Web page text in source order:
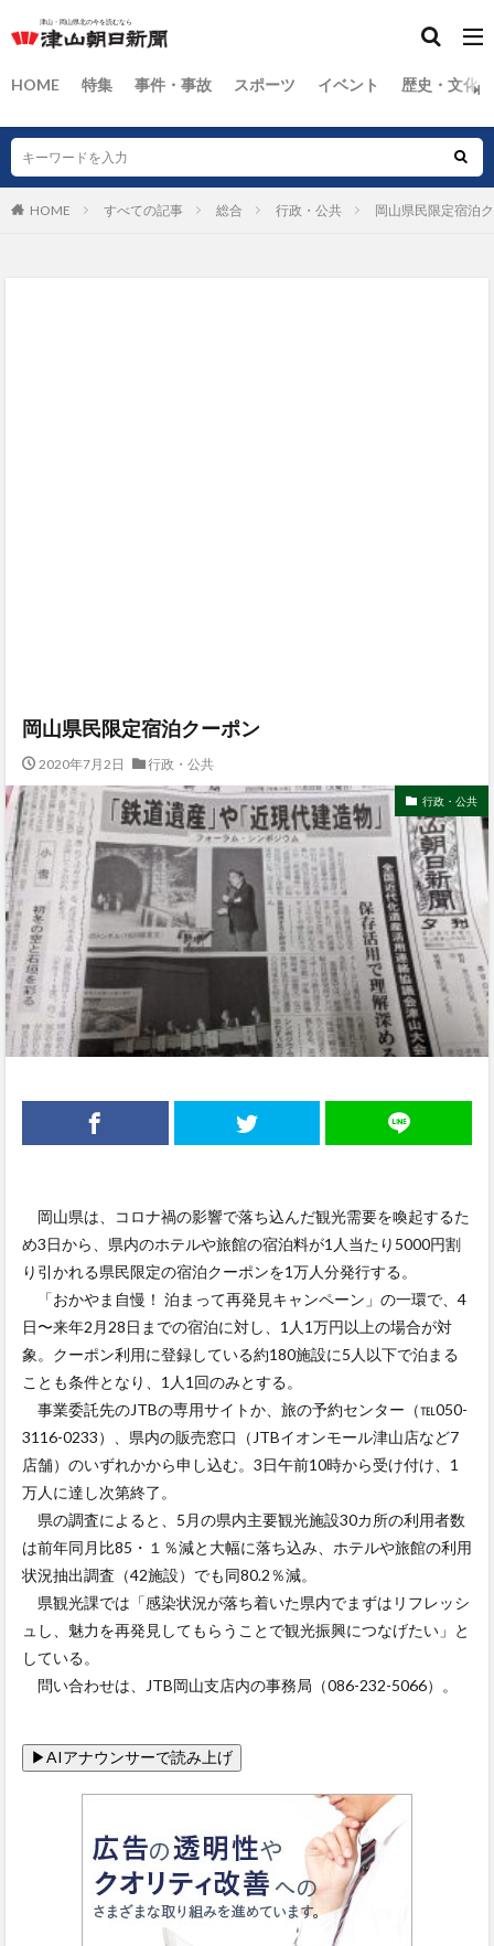
HOME 特集 事件・事故 スポーツ イベント 歴史・文化
HOME すべての記事 総合 行政・公共 岡山県民限定宿泊
岡山県民限定宿泊クーポン
2020年7月2日 行政・公共
行政・公共
岡山県は、コロナ禍の影響で落ち込んだ観光需要を喚起するた
め3日から、県内のホテルや旅館の宿泊料が1人当たり5000円割
り引かれる県民限定の宿泊クーポンを1万人分発行する。
「おかやま自慢！ 泊まって再発見キャンペーン」の一環で、4
日〜来年2月28日までの宿泊に対し、1人1万円以上の場合が対
象。クーポン利用に登録している約180施設に5人以下で泊まる
ことも条件となり、1人1回のみとする。
事業委託先のJTBの専用サイトか、旅の予約センター（℡050-
3116-0233）、県内の販売窓口（JTBイオンモール津山店など7
店舗）のいずれかから申し込む。3日午前10時から受け付け、1
万人に達し次第終了。
県の調査によると、5月の県内主要観光施設30カ所の利用者数
は前年同月比85・１％減と大幅に落ち込み、ホテルや旅館の利用
状況抽出調査（42施設）でも同80.2％減。
県観光課では「感染状況が落ち着いた県内でまずはリフレッシ
ュし、魅力を再発見してもらうことで観光振興につなげたい」と
している。
問い合わせは、JTB岡山支店内の事務局（086-232-5066）。